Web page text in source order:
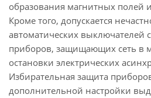
образования магнитных полей
Кроме того, допускается
автоматических выключателей
приборов, защищающих сеть в
остановки электрических
Избирательная защита
дополнительной настройки